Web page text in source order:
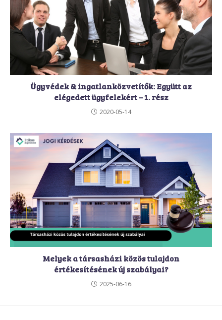
Ügyvédek & ingatlanközvetítők: Együtt az
elégedett ügyfelekért – 1. rész
2020-05-14
Melyek a társasházi közös tulajdon
értékesítésének új szabályai?
2025-06-16